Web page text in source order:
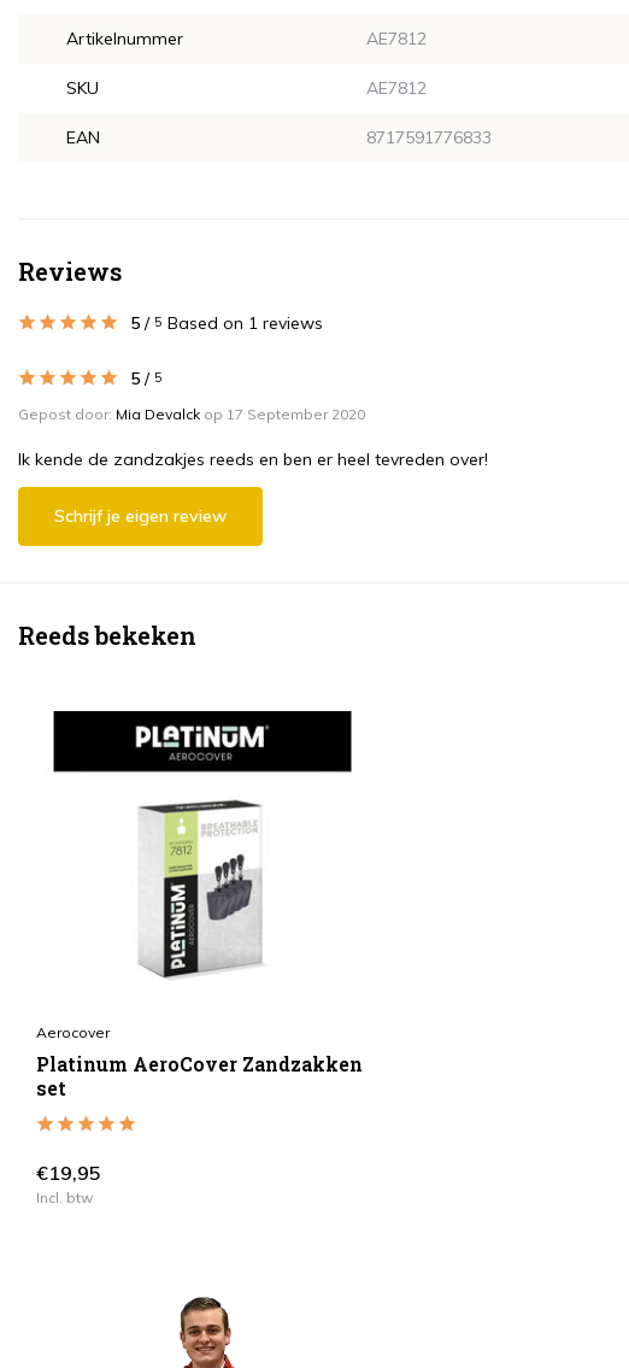
Artikelnummer AE7812
SKU AE7812
EAN 8717591776833
Reviews
5 / 5 Based on 1 reviews
5 / 5
Gepost door: Mia Devalck op 17 September 2020
Ik kende de zandzakjes reeds en ben er heel tevreden over!
Schrijf je eigen review
Reeds bekeken
Aerocover
Platinum AeroCover Zandzakken
set
€19,95
Incl. btw